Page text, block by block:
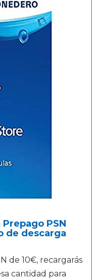
PSN
de descarga
de 10€, recargarás
cantidad para